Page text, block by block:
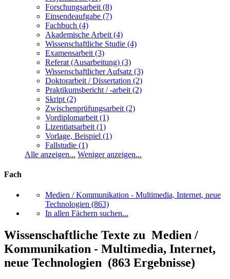
Forschungsarbeit (8)
Einsendeaufgabe (7)
Fachbuch (4)
Akademische Arbeit (4)
Wissenschaftliche Studie (4)
Examensarbeit (3)
Referat (Ausarbeitung) (3)
Wissenschaftlicher Aufsatz (3)
Doktorarbeit / Dissertation (2)
Praktikumsbericht / -arbeit (2)
Skript (2)
Zwischenprüfungsarbeit (2)
Vordiplomarbeit (1)
Lizentiatsarbeit (1)
Vorlage, Beispiel (1)
Fallstudie (1)
Alle anzeigen... Weniger anzeigen...
Fach
Medien / Kommunikation - Multimedia, Internet, neue
Technologien (863)
In allen Fächern suchen...
Wissenschaftliche Texte zu Medien /
Kommunikation - Multimedia, Internet,
neue Technologien (863 Ergebnisse)